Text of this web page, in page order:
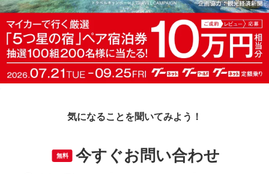
気になることを聞いてみよう！
無料 今すぐお問い合わせ